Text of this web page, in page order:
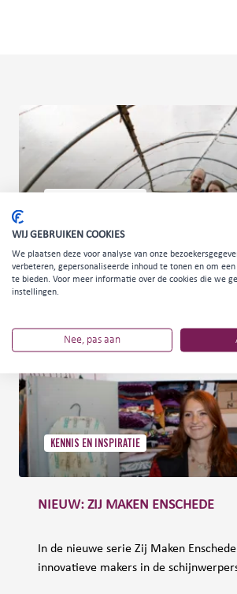
ZIJ MAKEN ENSCHEDE: TWENTSE
KENNIS EN INSPIRATIE
NIEUW: ZIJ MAKEN ENSCHEDE
In de nieuwe serie Zij Maken
innovatieve makers in de
WIJ GEBRUIKEN COOKIES
We plaatsen deze voor analyse van onze
verbeteren, gepersonaliseerde inhoud te tonen en om
te bieden. Voor meer informatie over de cookies die we
instellingen.
Nee, pas aan